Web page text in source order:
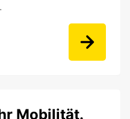
Mobilität.